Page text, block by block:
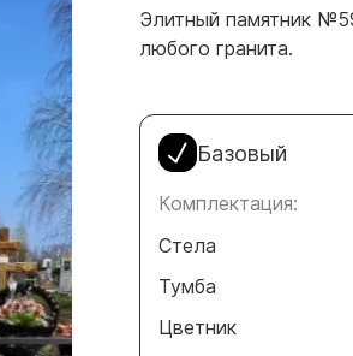
Элитный памятник
любого гранита.
Базовый
Комплектация:
Стела
Тумба
Цветник